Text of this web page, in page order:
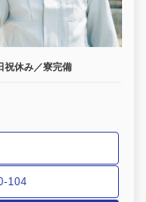
祝休み／寮完備
104